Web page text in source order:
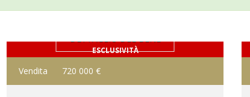
ESCLUSIVITÀ
DETTAGLIO DEL BENE
Vendita 720 000 €